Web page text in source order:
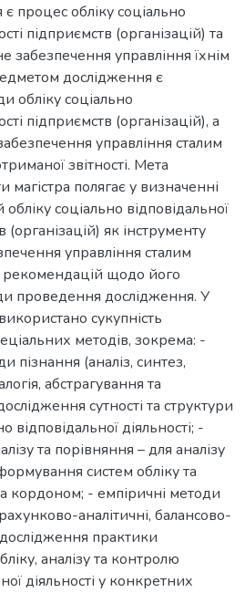
процес обліку соціально
підприємств (організацій) та
забезпечення управління їхнім
дослідження є
обліку соціально
підприємств (організацій), а
управління сталим
звітності. Мета
магістра полягає у визначенні
соціально відповідальної
(організацій) як інструменту
управління сталим
рекомендацій щодо його
проведення дослідження. У
сукупність
методів, зокрема: -
пізнання (аналіз, синтез,
абстрагування та
сутності та структури
відповідальної діяльності; -
та порівняння – для аналізу
систем обліку та
кордоном; - емпіричні методи
аналітичні, балансово-
практики
аналізу та контролю
діяльності у конкретних